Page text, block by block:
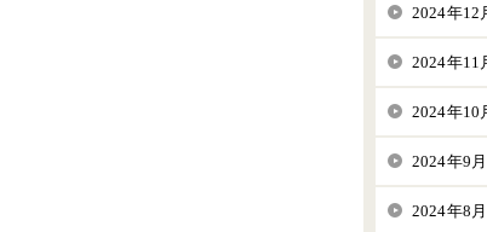
2024年12
2024年11
2024年10
2024年9
2024年8